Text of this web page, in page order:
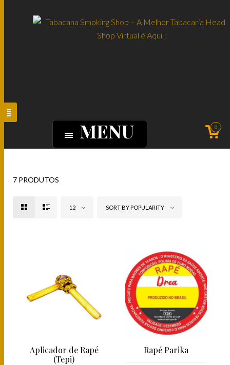
MENU 0
7 PRODUTOS
12 SORT BY POPULARITY
Aplicador de Rapé
(Tepi)
Rapé Parika